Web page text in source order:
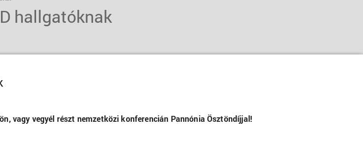
hallgatóknak
vagy vegyél részt nemzetközi konferencián Pannónia Ösztöndíjjal!